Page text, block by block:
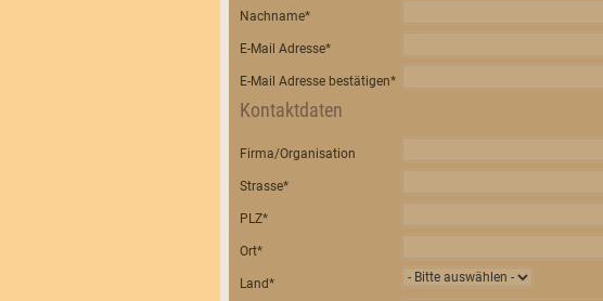
Nachname*
E-Mail Adresse*
E-Mail Adresse bestätigen*
Kontaktdaten
Firma/Organisation
Strasse*
PLZ*
Ort*
Land*